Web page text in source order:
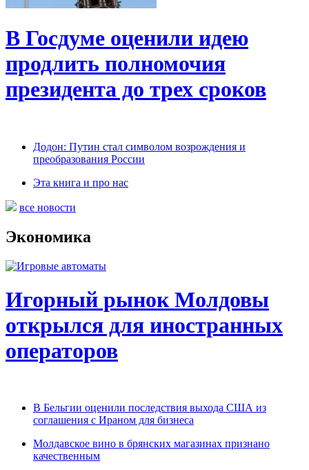
В Госдуме оценили идею
продлить полномочия
президента до трех сроков
Додон: Путин стал символом возрождения и
преобразования России
Эта книга и про нас
все новости
Экономика
Игорный рынок Молдовы
открылся для иностранных
операторов
В Бельгии оценили последствия выхода США из
соглашения с Ираном для бизнеса
Молдавское вино в брянских магазинах признано
качественным